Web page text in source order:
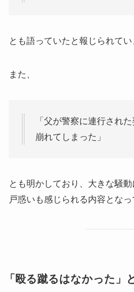
とも語っていたと報じられてい
また、
「父が警察に連行され
崩れてしまった」
とも明かしており、大きな騒
戸惑いも感じられる内容となっ
「殴る蹴るはなかった」